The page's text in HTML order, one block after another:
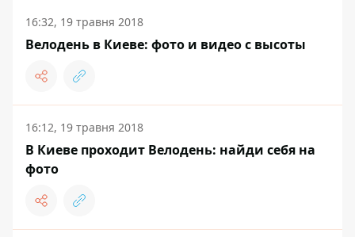
16:32, 19 травня 2018
Велодень в Киеве: фото и видео с высоты
16:12, 19 травня 2018
В Киеве проходит Велодень: найди себя на
фото